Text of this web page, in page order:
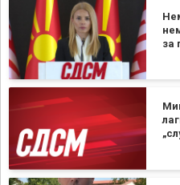
за